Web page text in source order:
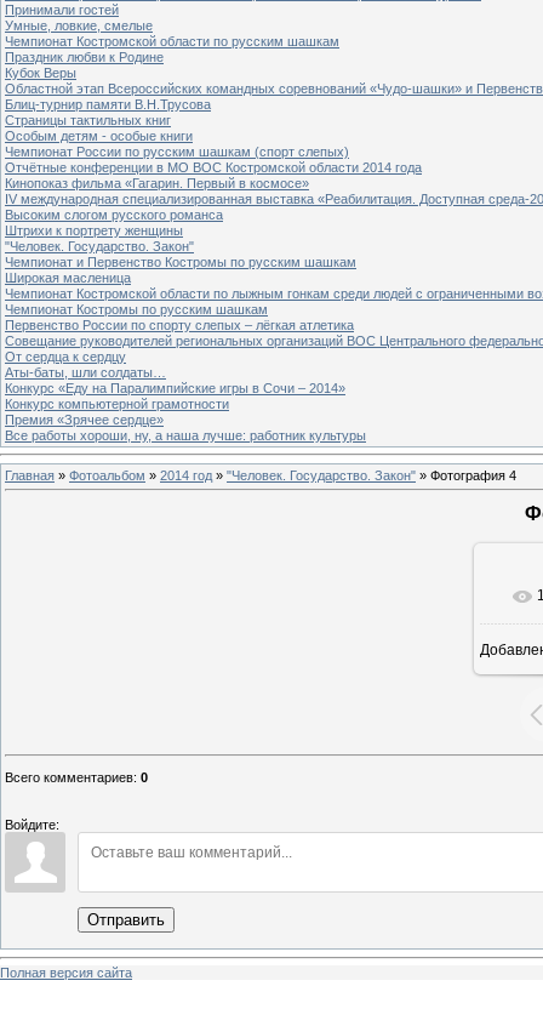
Принимали гостей
Умные, ловкие, смелые
Чемпионат Костромской области по русским шашкам
Праздник любви к Родине
Кубок Веры
Областной этап Всероссийских командных соревнований «Чудо-шашки» и
Блиц-турнир памяти В.Н.Трусова
Страницы тактильных книг
Особым детям - особые книги
Чемпионат России по русским шашкам (спорт слепых)
Отчётные конференции в МО ВОС Костромской области 2014 года
Кинопоказ фильма «Гагарин. Первый в космосе»
IV международная специализированная выставка «Реабилитация. Доступная среда-
Высоким слогом русского романса
Штрихи к портрету женщины
"Человек. Государство. Закон"
Чемпионат и Первенство Костромы по русским шашкам
Широкая масленица
Чемпионат Костромской области по лыжным гонкам среди людей с ограниченными
Чемпионат Костромы по русским шашкам
Первенство России по спорту слепых – лёгкая атлетика
Совещание руководителей региональных организаций ВОС Центрального
От сердца к сердцу
Аты-баты, шли солдаты…
Конкурс «Еду на Паралимпийские игры в Сочи – 2014»
Конкурс компьютерной грамотности
Премия «Зрячее сердце»
Все работы хороши, ну, а наша лучше: работник культуры
Главная » Фотоальбом » 2014 год » "Человек. Государство. Закон" » Фотография 4
Всего комментариев: 0
Войдите:
Отправить
Полная версия сайта